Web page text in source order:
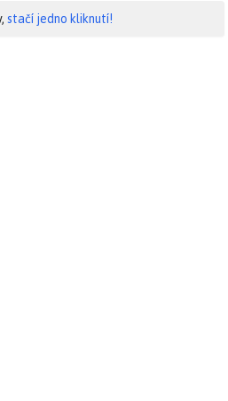
stačí jedno kliknutí!